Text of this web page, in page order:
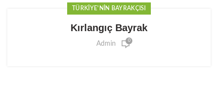
TÜRKIYE'NIN BAYRAKÇISI
Kırlangıç Bayrak
Admin 0